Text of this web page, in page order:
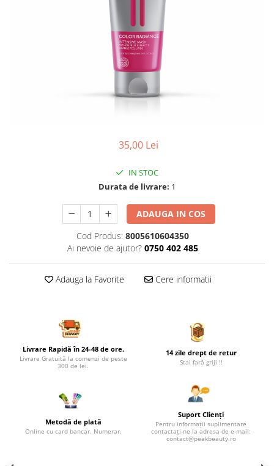
35,00 Lei
IN STOC
Durata de livrare: 1
ADAUGA IN COS
Cod Produs: 8005610604350
Ai nevoie de ajutor? 0750 402 485
Adauga la Favorite Cere informatii
Livrare Rapidă în 24-48 de ore.
Livrare Gratuită la comenzi de peste
300 de lei.
14 zile drept de retur
Stai fară griji !!
Metodă de plată
Online cu card bancar. Numerar.
Suport Clienți
Pentru informații suplimentare
contactați-ne la adresa de e-mail:
contact@peakbeauty.ro